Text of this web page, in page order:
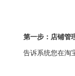
第一步：店铺管
告诉系统您在淘